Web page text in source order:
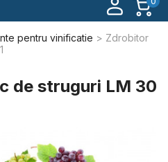
pentru vinificatie
Zdrobitor
de struguri LM 30